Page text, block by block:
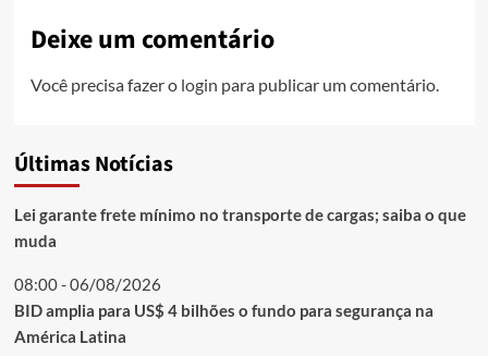
Deixe um comentário
Você precisa fazer o login para publicar um comentário.
Últimas Notícias
Lei garante frete mínimo no transporte de cargas; saiba o que
muda
08:00 - 06/08/2026
BID amplia para US$ 4 bilhões o fundo para segurança na
América Latina